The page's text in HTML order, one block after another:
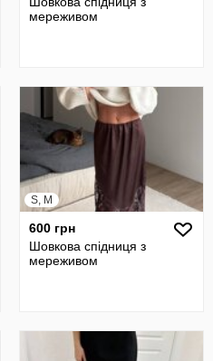
мереживом
S, M
600 грн
Шовкова спідниця з
мереживом